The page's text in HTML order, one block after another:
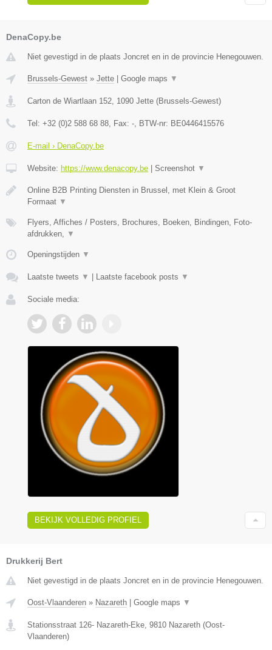
DenaCopy.be
Niet gevestigd in de plaats Joncret en in de provincie Henegouwen.
Brussels-Gewest » Jette | Google maps ▼
Carton de Wiartlaan 152 1090 Jette (Brussels-Gewest)
Tel: +32 (0)2 588 68 88 , Fax: - , BTW-nr: BE0446415576
E-mail › DenaCopy.be
Website: https://www.denacopy.be | Screenshot ▼
Online B2B Printing Diensten in Brussel, met Klein & Groot
Formaat ▼
Flyers, Affiches / Posters, Brochures, Boeken, Bindingen, Foto-
afdrukken,
▼
Openingstijden ▼
Laatste tweets ▼ | Laatste facebook posts ▼
Sociale media:
BEKIJK VOLLEDIG PROFIEL
Drukkerij Bert
Niet gevestigd in de plaats Joncret en in de provincie Henegouwen.
Oost-Vlaanderen » Nazareth | Google maps ▼
Stationsstraat 126- Nazareth-Eke 9810 Nazareth (Oost-
Vlaanderen)